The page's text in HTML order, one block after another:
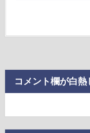
コメント欄が白熱